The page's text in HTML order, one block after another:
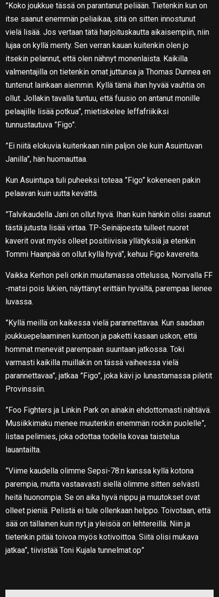
”Koko joukkue tässä on parantanut peliään. Tietenkin kun on
itse saanut enemmän peliaikaa, sitä on sitten innostunut
vielä lisää. Jos vertaan tätä harjoituskautta aikaisempiin, niin
lujaa on kyllä menty. Sen verran kauan kuitenkin olen jo
itsekin pelannut, että olen nähnyt monenlaista. Kaikilla
valmentajilla on tietenkin omat juttunsa ja Thomas Dunnea en
tuntenut lainkaan aiemmin. Kyllä tämä ihan hyvää vauhtia on
ollut. Jollakin tavalla tuntuu, että fuusio on antanut monille
pelaajille lisää potkua”, mietiskelee leffafriikiksi
tunnustautuva ”Figo”.
”Ei niitä elokuvia kuitenkaan niin paljon ole kuin Asuintuvan
Janilla”, hän huomauttaa.
Kun Asuintupa tuli puheeksi toteaa ”Figo” kokeneen pakin
pelaavan kuin uutta kevättä.
”Talvikaudella Jani on ollut hyvä. Ihan kuin hänkin olisi saanut
tästä jutusta lisää virtaa. TP-Seinäjoesta tulleet nuoret
kaverit ovat myös olleet positiivisia yllätyksiä ja etenkin
Tommi Haanpää on ollut kyllä hyvä”, kehuu Figo kavereita.
Vaikka Kerhon peli onkin muutamassa ottelussa, Norrvalla FF
-matsi pois lukien, näyttänyt erittäin hyvältä, parempaa lienee
luvassa.
”Kyllä meillä on kaikessa vielä parannettavaa. Kun saadaan
joukkuepelaaminen kuntoon ja paketti kasaan uskon, että
hommat menevät parempaan suuntaan jatkossa. Toki
varmasti kaikilla muillakin on tässä vaiheessa vielä
parannettavaa”, jatkaa ”Figo”, joka kävi jo lunastamassa piletit
Provinssiin.
”Foo Fighters ja Linkin Park on ainakin ehdottomasti nähtävä.
Musiikkimaku menee muutenkin enemmän rockin puolelle”,
listaa pelimies, joka odottaa todella kovaa taistelua
lauantailta.
”Viime kaudella olimme Sepsi-78:n kanssa kyllä kotona
parempia, mutta vastaavasti siellä olimme sitten selvästi
heitä huonompia. Se on aika hyvä nippu ja muutokset ovat
olleet pieniä. Pelistä ei tule ollenkaan helppo. Toivotaan, että
sää on tällainen kuin nyt ja yleisöä on lehtereillä. Niin ja
tietenkin pitää toivoa myös kotivoittoa. Siitä olisi mukava
jatkaa”, tiivistää Toni Kujala tunnelmat.op”